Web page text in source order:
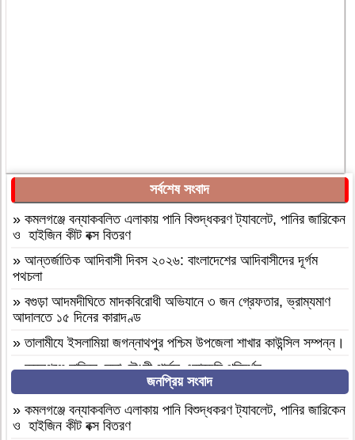
সর্বশেষ সংবাদ
» কমলগঞ্জে বন্যাকবলিত এলাকায় পানি বিশুদ্ধকরণ ট্যাবলেট, পানির জারিকেন
ও হাইজিন কীট বক্স বিতরণ
» আন্তর্জাতিক আদিবাসী দিবস ২০২৬: বাংলাদেশের আদিবাসীদের দূর্গম
পথচলা
» বগুড়া আদমদীঘিতে মাদকবিরোধী অভিযানে ৩ জন গ্রেফতার, ভ্রাম্যমাণ
আদালতে ১৫ দিনের কারাদণ্ড
»‎তালামীযে ইসলামিয়া জগন্নাথপুর পশ্চিম উপজেলা শাখার কাউন্সিল সম্পন্ন।
»কমলগঞ্জে হাবিবুন নেছা চৌধুরী গার্লস একাডেমি পরিদর্শন
»আসামীরা জামিনে মুক্ত; মামলা আপোষের প্রস্তাব; বাদীর পরিবারকে হুমকি-
ধামকিকমলগঞ্জে বহুল আলোচিত স্কুল শিক্ষিকা হত্যার অভিযোগপত্র দাখিল
»
কমলগঞ্জে নিরাপদ সড়ক চাই এর পরিচিতি সভা অনুষ্ঠিত
জনপ্রিয় সংবাদ
» কমলগঞ্জে বন্যাকবলিত এলাকায় পানি বিশুদ্ধকরণ ট্যাবলেট, পানির জারিকেন
ও হাইজিন কীট বক্স বিতরণ